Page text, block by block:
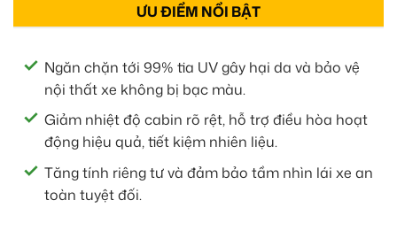
ƯU ĐIỂM NỔI BẬT
Ngăn chặn tới 99% tia UV gây hại da và bảo vệ
nội thất xe không bị bạc màu.
Giảm nhiệt độ cabin rõ rệt, hỗ trợ điều hòa hoạt
động hiệu quả, tiết kiệm nhiên liệu.
Tăng tính riêng tư và đảm bảo tầm nhìn lái xe an
toàn tuyệt đối.